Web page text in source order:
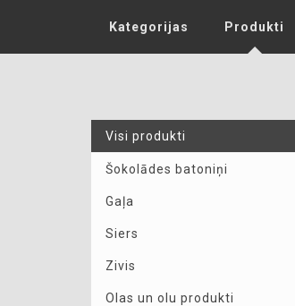
Kategorijas Produkti
Visi produkti
Šokolādes batoniņi
Gaļa
Siers
Zivis
Olas un olu produkti